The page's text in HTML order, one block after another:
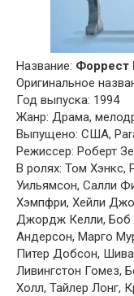
Название: Форрест
Оригинальное
Год выпуска: 1994
Жанр: Драма,
Выпущено: США,
Режиссер: Роберт
В ролях: Том Хэнкс,
Уильямсон, Салли
Хэмпфри, Хейли
Джордж Келли, Боб
Андерсон, Марго
Питер Добсон,
Ливингстон Гомез,
Холл, Тайлер Лонг,